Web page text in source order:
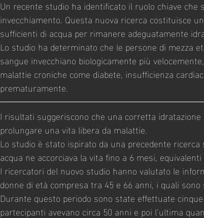
Un recente studio ha identificato il ruolo chiave
invecchiamento. Questa nuova ricerca costituisce
sufficienti di acqua per rimanere adeguatamente
Lo studio ha determinato che le persone di mezza
sangue invecchiano biologicamente più
malattie croniche come diabete, insufficienza
prematuramente.
I risultati suggeriscono che una corretta
prolungare una vita libera da malattie.
Lo studio è stato ispirato da una precedente
acqua ne accorciava la vita fino a 6 mesi,
I ricercatori del nuovo studio hanno valutato le
donne di età compresa tra 45 e 66 anni, i quali
Durante questo periodo sono state effettuate
partecipanti avevano circa 50 anni e poi l’ultima